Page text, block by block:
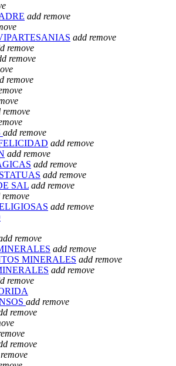
add remove
add remove
remove
remove
remove
remove
add remove
add remove
add remove
add remove
add remove
SAL add remove
remove
add remove
remove
add remove
MINERALES add remove
add remove
remove
add remove
remove
remove
remove